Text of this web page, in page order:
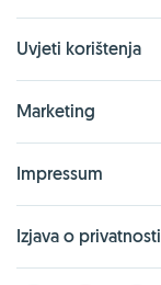
Uvjeti korištenja
Marketing
Impressum
Izjava o privatnosti